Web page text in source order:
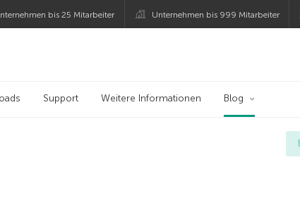
bis 25 Mitarbeiter Unternehmen bis 999 Mitarbeiter
Support Weitere Informationen Blog